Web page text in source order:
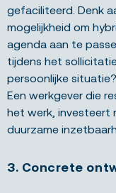
gefaciliteerd. Denk
mogelijkheid om
agenda aan te
tijdens het
persoonlijke
Een werkgever die
het werk, investeert
duurzame
3. Concrete